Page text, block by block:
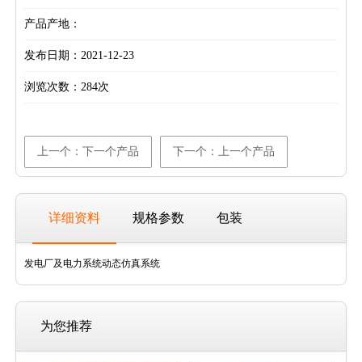
产品产地：
发布日期：2021-12-23
浏览次数：284次
上一个：下一个产品 下一个：上一个产品
详细资料 规格参数 包装
发电厂及电力系统动态仿真系统
为您推荐